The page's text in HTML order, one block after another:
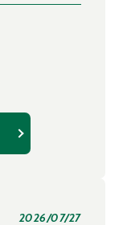
2026/07/27